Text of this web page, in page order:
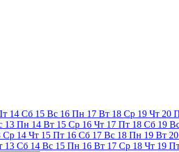
14 Сб 15 Вс 16 Пн 17 Вт 18 Ср 19 Чт 20
13 Пн 14 Вт 15 Ср 16 Чт 17 Пт 18 Сб 19
Ср 14 Чт 15 Пт 16 Сб 17 Вс 18 Пн 19 Вт 20
13 Сб 14 Вс 15 Пн 16 Вт 17 Ср 18 Чт 19